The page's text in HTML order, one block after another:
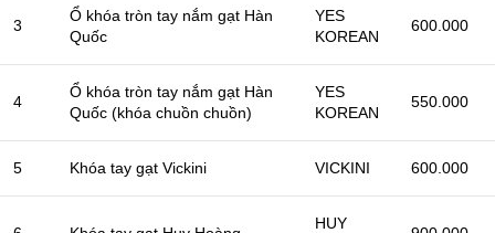
3
Ổ khóa tròn tay nắm gạt Hàn
Quốc
YES
KOREAN
600.000
4
Ổ khóa tròn tay nắm gạt Hàn
Quốc (khóa chuồn chuồn)
YES
KOREAN
550.000
5 Khóa tay gạt Vickini VICKINI 600.000
HUY